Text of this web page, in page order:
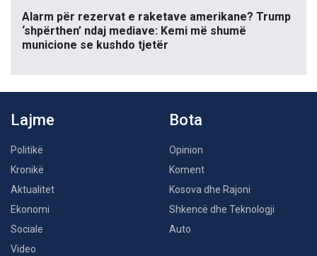
Alarm për rezervat e raketave amerikane? Trump
‘shpërthen’ ndaj mediave: Kemi më shumë
municione se kushdo tjetër
Lajme
Politikë
Kronikë
Aktualitet
Ekonomi
Sociale
Video
Bota
Opinion
Koment
Kosova dhe Rajoni
Shkencë dhe Teknologji
Auto